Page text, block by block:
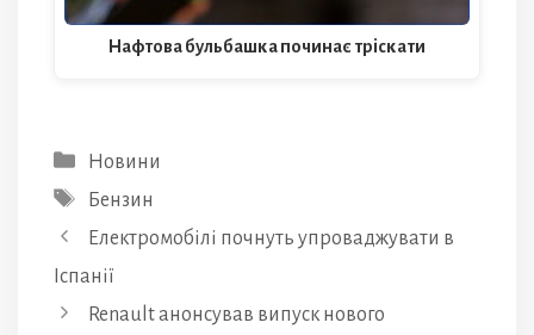
Нафтова бульбашка починає тріскати
Категорії
Новини
Позначки
Бензин
Електромобілі почнуть упроваджувати в
Іспанії
Renault анонсував випуск нового